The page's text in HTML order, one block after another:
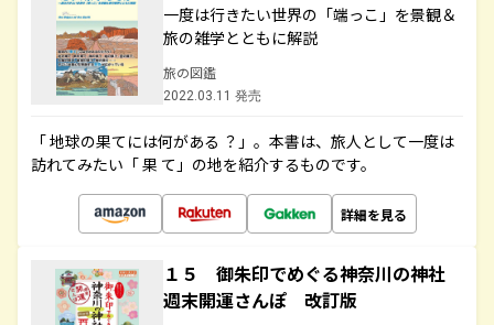
一度は行きたい世界の「端っこ」を景観＆
旅の雑学とともに解説
旅の図鑑
2022.03.11 発売
「 地球の果てには何がある ？」。本書は、旅人として一度は
訪れてみたい「 果 て」の地を紹介するものです。
詳細を見る
１５ 御朱印でめぐる神奈川の神社
週末開運さんぽ 改訂版